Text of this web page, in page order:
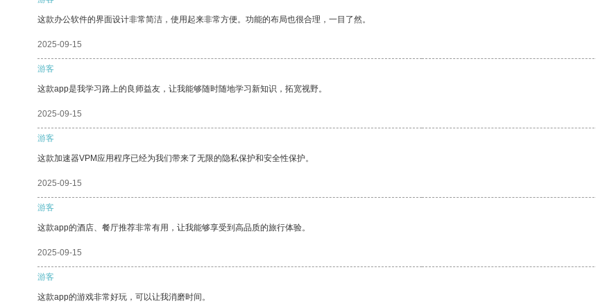
这款办公软件的界面设计非常简洁，使用起来非常方便。功能的布局也很合理，一目了然。
2025-09-15
游客
这款app是我学习路上的良师益友，让我能够随时随地学习新知识，拓宽视野。
2025-09-15
游客
这款加速器VPM应用程序已经为我们带来了无限的隐私保护和安全性保护。
2025-09-15
游客
这款app的酒店、餐厅推荐非常有用，让我能够享受到高品质的旅行体验。
2025-09-15
游客
这款app的游戏非常好玩，可以让我消磨时间。